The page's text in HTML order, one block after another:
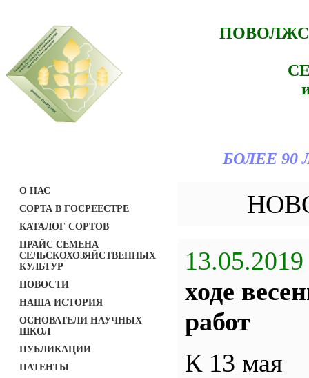
БОЛЕЕ
О НАС
СОРТА В ГОСРЕЕСТРЕ
КАТАЛОГ СОРТОВ
ПРАЙС СЕМЕНА
СЕЛЬСКОХОЗЯЙСТВЕННЫХ
КУЛЬТУР
НОВОСТИ
НАША ИСТОРИЯ
ОСНОВАТЕЛИ НАУЧНЫХ
ШКОЛ
ПУБЛИКАЦИИ
ПАТЕНТЫ
13.05.2019
ходе
работ
К 13 мая